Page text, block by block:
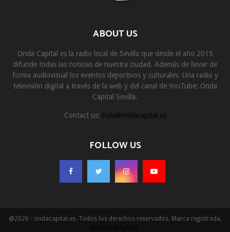
ABOUT US
Onda Capital es la radio local de Sevilla que desde el año 2015
difunde todas las noticias de nuestra ciudad. Además de llevar de
forma audiovisual los eventos deportivos y culturales. Una radio y
televisión digital a través de la web y del canal de YouTube: Onda
Capital Sevilla.
Contact us: hola@ondacapital.es
FOLLOW US
@2026 - ondacapital.es. Todos los derechos reservados. Marca registrada.